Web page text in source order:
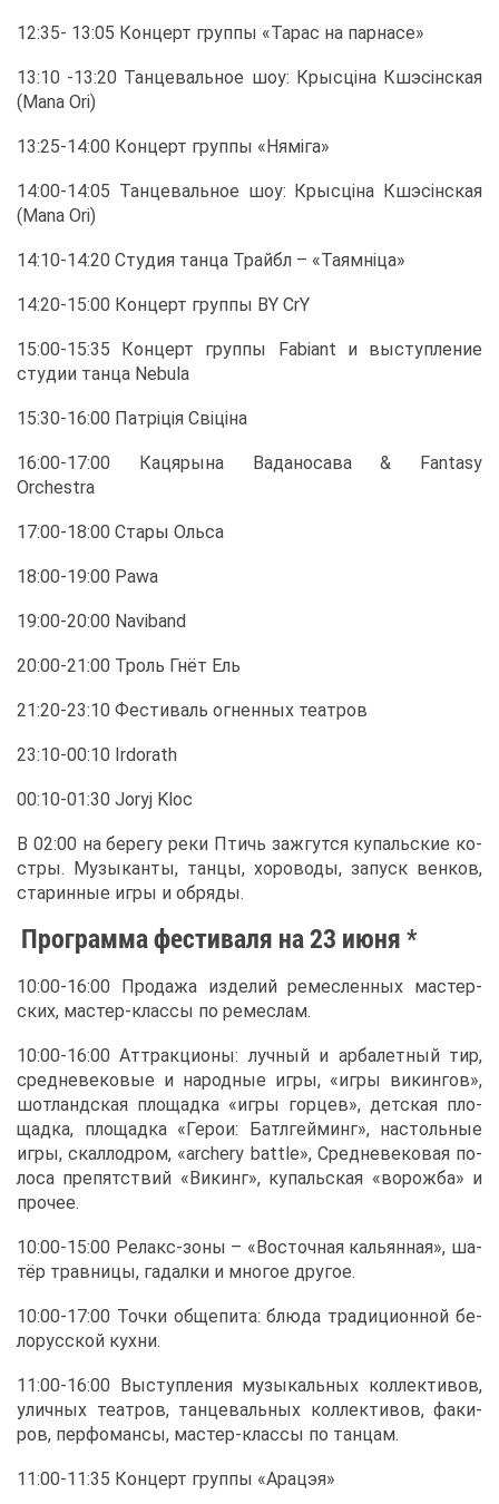
12:35- 13:05 Кон­церт груп­пы «Та­рас на пар­на­се»
13:10 -13:20 Тан­це­валь­ное шоу: Кры­сціна Кш­эсінская
(Mana Ori)
13:25-14:00 Кон­церт груп­пы «Няміга»
14:00-14:05 Тан­це­валь­ное шоу: Кры­сціна Кш­эсінская
(Mana Ori)
14:10-14:20 Сту­дия тан­ца Трай­бл – «Та­ям­нi­ца»
14:20-15:00 Кон­церт груп­пы BY CrY
15:00-15:35 Кон­церт груп­пы Fabiant и вы­ступ­ле­ние
сту­дии тан­ца Nebula
15:30-16:00 Патріція Свіціна
16:00-17:00 Ка­цяры­на Ва­да­но­са­ва & Fantasy
Orchestra
17:00-18:00 Ста­ры Оль­са
18:00-19:00 Pawa
19:00-20:00 Naviband
20:00-21:00 Троль Гнёт Ель
21:20-23:10 Фе­сти­валь ог­нен­ных те­ат­ров
23:10-00:10 Irdorath
00:10-01:30 Joryj Kloc
В 02:00 на бе­ре­гу ре­ки Птичь за­жгут­ся ку­паль­ские ко­
ст­ры. Му­зы­кан­ты, тан­цы, хо­ро­во­ды, за­пуск вен­ков,
ста­рин­ные иг­ры и об­ря­ды.
Про­грам­ма фе­сти­ва­ля на 23 июня *
10:00-16:00 Про­да­жа из­де­лий ре­мес­лен­ных ма­стер­
ских, ма­стер-клас­сы по ре­мес­лам.
10:00-16:00 Ат­трак­ци­о­ны: луч­ный и ар­ба­лет­ный тир,
сред­не­ве­ко­вые и на­род­ные иг­ры, «иг­ры ви­кин­гов»,
шот­ланд­ская пло­щад­ка «иг­ры гор­цев», дет­ская пло­
щад­ка, пло­щад­ка «Ге­рои: Бат­л­гей­минг», на­столь­ные
иг­ры, скал­ло­дром, «archery battle», Сред­не­ве­ко­вая по­
ло­са пре­пят­ствий «Ви­кинг», ку­паль­ская «во­рож­ба» и
про­чее.
10:00-15:00 Ре­лакс-зо­ны – «Во­сточ­ная ка­льян­ная», ша­
тёр трав­ни­цы, га­дал­ки и мно­гое дру­гое.
10:00-17:00 Точ­ки об­ще­пи­та: блю­да тра­ди­ци­он­ной бе­
ло­рус­ской кух­ни.
11:00-16:00 Вы­ступ­ле­ния му­зы­каль­ных кол­лек­ти­вов,
улич­ных те­ат­ров, тан­це­валь­ных кол­лек­ти­вов, фа­ки­
ров, пер­фо­ман­сы, ма­стер-клас­сы по тан­цам.
11:00-11:35 Кон­церт груп­пы «Ара­ц­эя»